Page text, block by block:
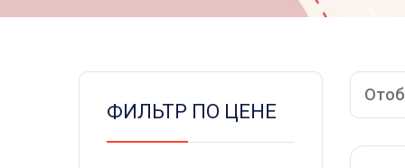
ФИЛЬТР ПО ЦЕНЕ